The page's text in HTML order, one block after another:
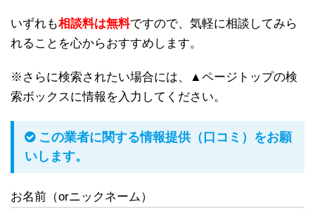
いずれも相談料は無料ですので、気軽に相談してみら
れることを心からおすすめします。
※さらに検索されたい場合には、▲ページトップの検
索ボックスに情報を入力してください。
この業者に関する情報提供（口コミ）をお願
いします。
お名前（orニックネーム）